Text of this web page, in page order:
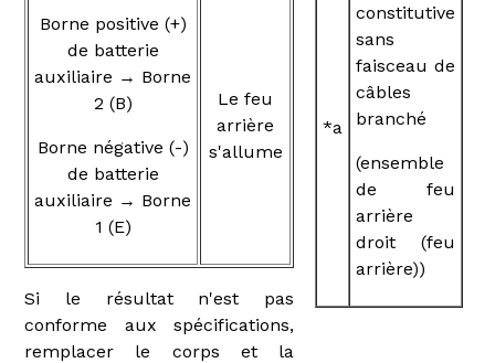
Borne positive (+)
de batterie
auxiliaire → Borne
2 (B)
Borne négative (-)
de batterie
auxiliaire → Borne
1 (E)
Le feu
arrière
s'allume
Si le résultat n'est pas
conforme aux spécifications,
remplacer le corps et la
*a
constitutive
sans
faisceau de
câbles
branché
(ensemble
de feu
arrière
droit (feu
arrière))